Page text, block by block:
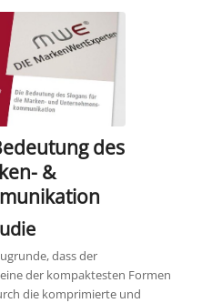
des
&
dass der
der kompaktesten Formen
die komprimierte und